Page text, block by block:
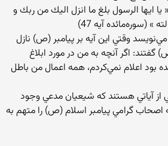
ايها الرسول‌ بلغ‌ ما انزل‌ اليك‌ من‌ ربك‌ و
(سوره‌مائده‌ آيه‌ 47)
مي‌نويسد وقتي‌ اين‌ آيه‌ بر پيامبر (ص‌) نازل‌
اگر آنچه‌ به ‌من‌ در مورد ابلاغ‌
بود اعلام‌ نمي‌كردم‌، همه‌ اعمال‌ من‌ باطل‌
از آياتي‌ هستند كه‌ شيعيان‌ مدعي‌ وجود
اصحاب‌ گرامي‌ پيامبر اسلام‌ (ص‌) را متهم‌ به‌